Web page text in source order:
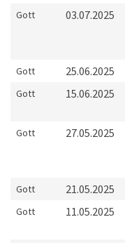
Gott 03.07.2025
Gott 25.06.2025
Gott 15.06.2025
Gott 27.05.2025
Gott 21.05.2025
Gott 11.05.2025